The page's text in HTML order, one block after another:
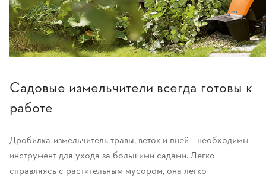
Садовые измельчители всегда готовы к
работе
Дробилка-измельчитель травы, веток и пней – необходимы
инструмент для ухода за большими садами. Легко
справляясь с растительным мусором, она легко